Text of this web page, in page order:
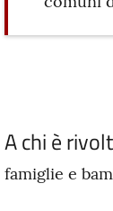
A chi è
famiglie e